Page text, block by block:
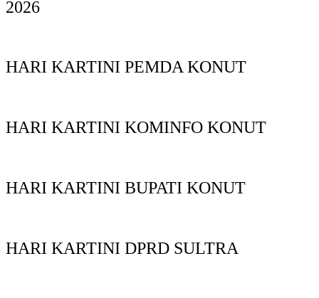
2026
HARI KARTINI PEMDA KONUT
HARI KARTINI KOMINFO KONUT
HARI KARTINI BUPATI KONUT
HARI KARTINI DPRD SULTRA